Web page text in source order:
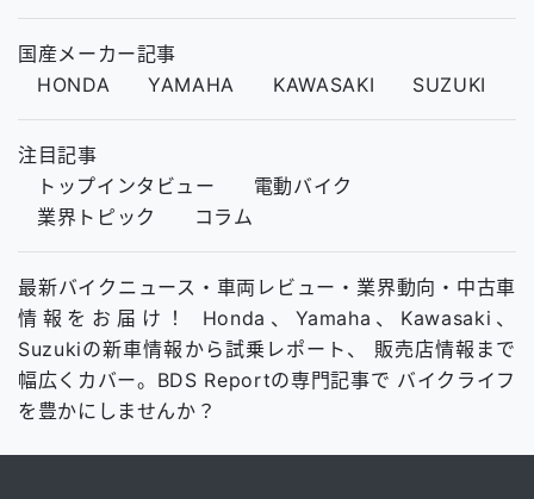
国産メーカー記事
HONDA
YAMAHA KAWASAKI SUZUKI
注目記事
トップインタビュー
電動バイク
業界トピック
コラム
最新バイクニュース・車両レビュー・業界動向・中古車
情報をお届け！ Honda、Yamaha、Kawasaki、
Suzukiの新車情報から試乗レポート、 販売店情報まで
幅広くカバー。BDS Reportの専門記事で バイクライフ
を豊かにしませんか？